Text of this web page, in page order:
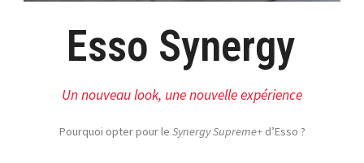
Esso Synergy
Un nouveau look, une nouvelle expérience
Pourquoi opter pour le Synergy Supreme+d’Esso ?